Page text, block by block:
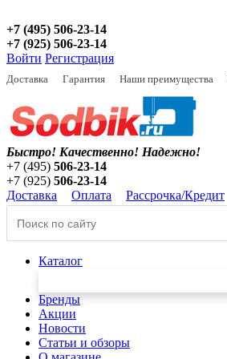
+7 (495) 506-23-14
+7 (925) 506-23-14
Войти Регистрация
Доставка Гарантия Наши преимущества
Быстро! Качественно! Надежно!
+7 (495) 506-23-14
+7 (925) 506-23-14
Доставка
Оплата Рассрочка/Кредит
Каталог
Бренды
Акции
Новости
Статьи и обзоры